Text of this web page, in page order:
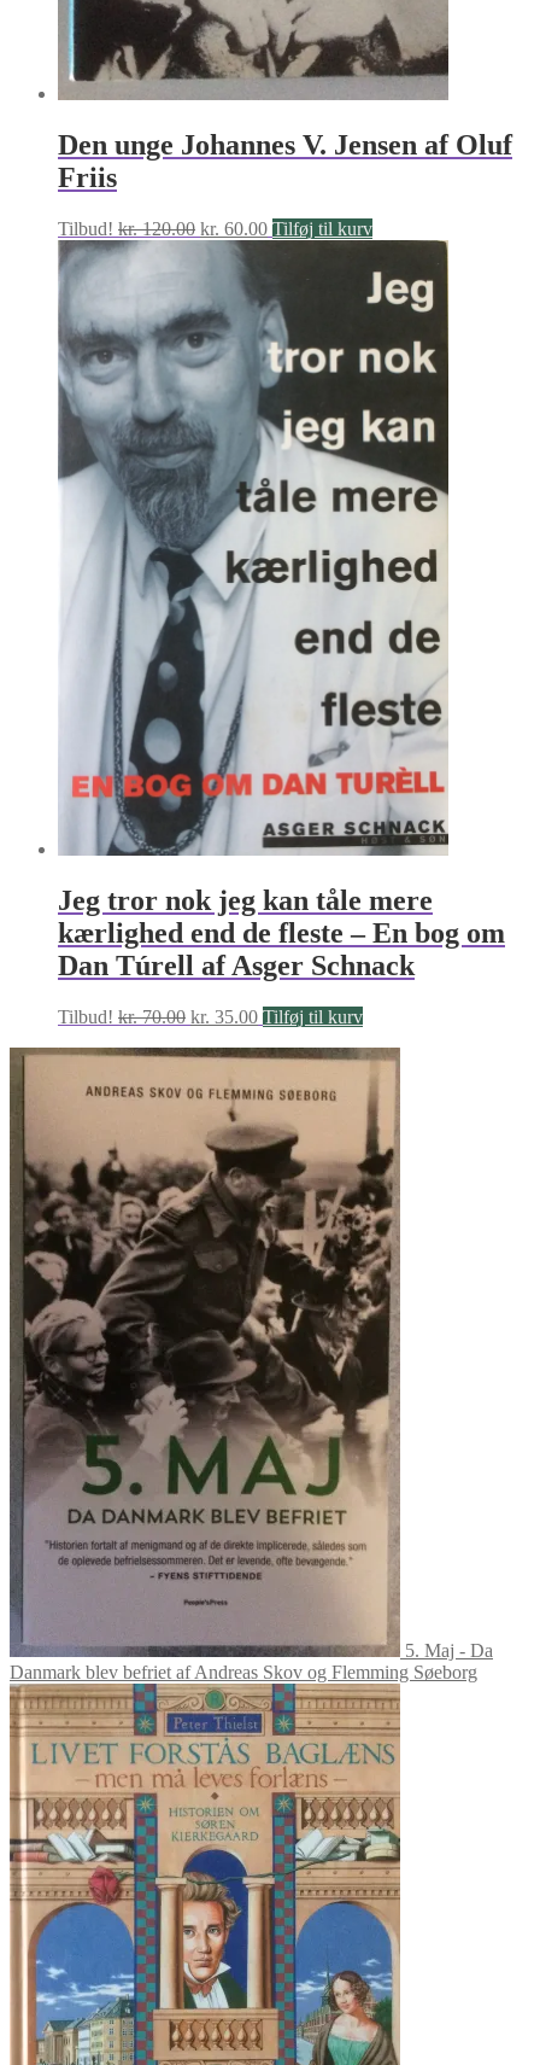
Den unge Johannes V. Jensen af Oluf
Friis
Tilbud! kr.120.00 Den
oprindelige
kr. 120.00.
kr. 60.00Den
er:
kr. 60.00.
Tilføj til kurv
Jeg tror nok jeg kan tåle mere
kærlighed end de fleste – En bog om
Dan Túrell af Asger Schnack
Tilbud! kr.70.00 Den
pris
kr. 70.00.
kr. 35.00Den
pris
kr. 35.00.
Tilføj til kurv
5. Maj - Da
Danmark blev befriet af Andreas Skov og Flemming Søeborg